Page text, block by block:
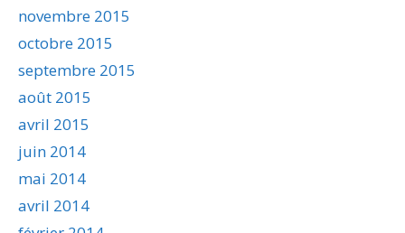
novembre 2015
octobre 2015
septembre 2015
août 2015
avril 2015
juin 2014
mai 2014
avril 2014